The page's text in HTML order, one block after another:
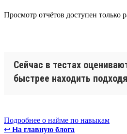
Просмотр отчётов доступен только
Сейчас в тестах
быстрее находить
Подробнее о найме по навыкам
↩ На главную блога